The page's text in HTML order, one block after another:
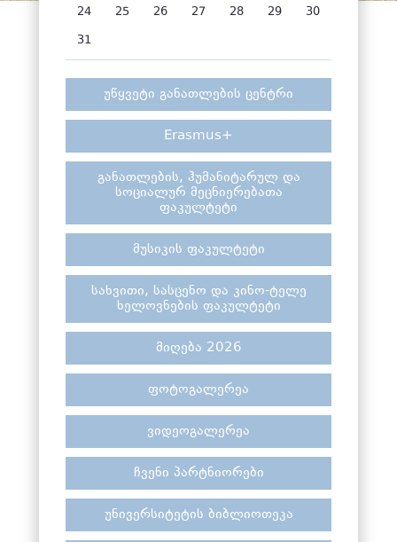
24 25 26 27 28 29 30
31
უწყვეტი განათლების ცენტრი
Erasmus+
განათლების, ჰუმანიტარულ და
სოციალურ მეცნიერებათა
ფაკულტეტი
მუსიკის ფაკულტეტი
სახვითი, სასცენო და კინო-ტელე
ხელოვნების ფაკულტეტი
მიღება 2026
ფოტოგალერეა
ვიდეოგალერეა
ჩვენი პარტნიორები
უნივერსიტეტის ბიბლიოთეკა